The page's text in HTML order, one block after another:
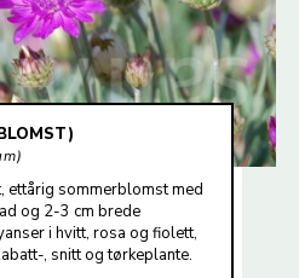
ettårig sommerblomst med
og 2-3 cm brede
i hvitt, rosa og fiolett,
, snitt og tørkeplante.